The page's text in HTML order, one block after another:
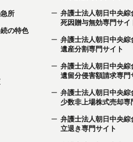
所
の特色
弁護士法人朝日中央綜
死因贈与無効専門サイ
弁護士法人朝日中央綜
遺産分割専門サイト
弁護士法人朝日中央綜
遺留分侵害額請求専門
弁護士法人朝日中央綜
少数非上場株式売却専
弁護士法人朝日中央綜
立退き専門サイト